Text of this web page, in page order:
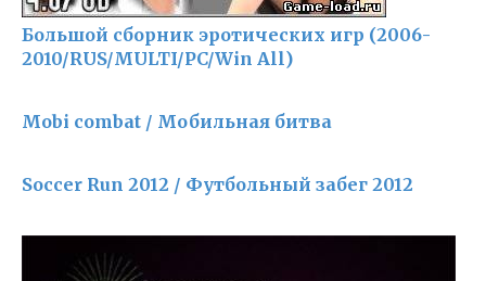
Большой сборник эротическиx игр (2006-
2010/RUS/MULTI/PC/Win All)
Mobi combat / Мобильная битва
Soccer Run 2012 / Футбольный забег 2012